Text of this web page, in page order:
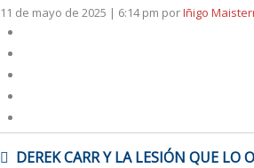
11 de mayo de 2025 | 6:14 pm porIñigo
NAVEGACIÓN
DEREK CARR Y LA LESIÓN QUE LO